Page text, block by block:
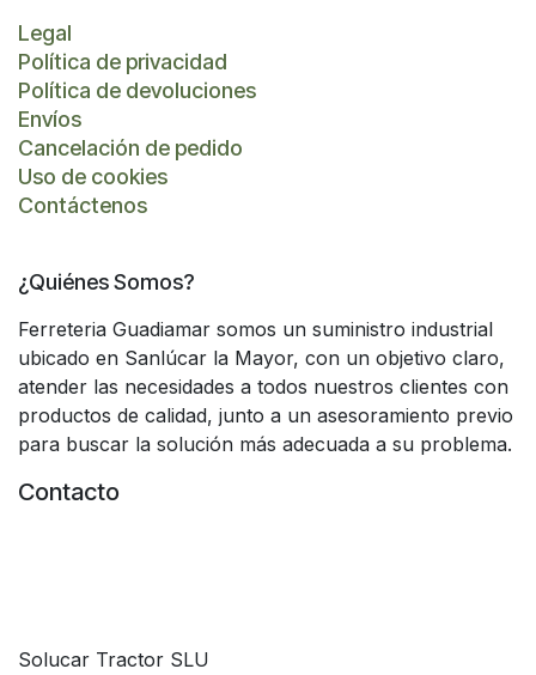
Legal
Política de privacidad
Política de devoluciones
Envíos
Cancelación de pedido
Uso de cookies
Contáctenos
¿Quiénes Somos?
Ferreteria Guadiamar somos un suministro industrial
ubicado en Sanlúcar la Mayor, con un objetivo claro,
atender las necesidades a todos nuestros clientes con
productos de calidad, junto a un asesoramiento previo
para buscar la solución más adecuada a su problema.
Contacto
Solucar Tractor SLU